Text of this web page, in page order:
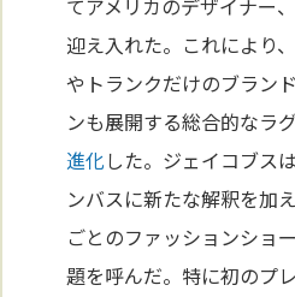
迎え入れた。これにより
やトランクだけのブラン
ンも展開する総合的なラ
進化した。ジェイコブス
ンバスに新たな解釈を加
ごとのファッションショ
題を呼んだ。特に初のプ